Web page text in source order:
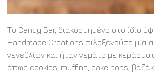
Το Candy Bar, διακοσμημένο στο ίδιο
Handmade Creations φιλοξενούσε μια
γενεθλίων και ήταν γεμάτο με
όπως cookies, muffins, cake pops,